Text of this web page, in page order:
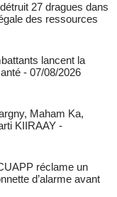
27 dragues dans
des ressources
lancent la
- 07/08/2026
Maham Ka,
KIIRAAY -
réclame un
d’alarme avant